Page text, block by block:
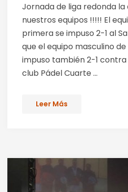
Jornada de liga redonda
nuestros equipos !!!!! El
primera se impuso 2-1 al
que el equipo masculino
impuso también 2-1
club Pádel Cuarte ...
Leer Más